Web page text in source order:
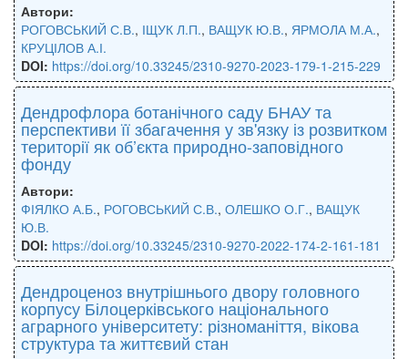
Автори:
РОГОВСЬКИЙ С.В., ІЩУК Л.П., ВАЩУК Ю.В., ЯРМОЛА М.А.,
КРУЦІЛОВ А.І.
DOI: https://doi.org/10.33245/2310-9270-2023-179-1-215-229
Дендрофлора ботанічного саду БНАУ та
перспективи її збагачення у зв'язку із розвитком
території як об’єкта природно-заповідного
фонду
Автори:
ФІЯЛКО А.Б., РОГОВСЬКИЙ С.В., ОЛЕШКО О.Г., ВАЩУК
Ю.В.
DOI: https://doi.org/10.33245/2310-9270-2022-174-2-161-181
Дендроценоз внутрішнього двору головного
корпусу Білоцерківського національного
аграрного університету: різноманіття, вікова
структура та життєвий стан